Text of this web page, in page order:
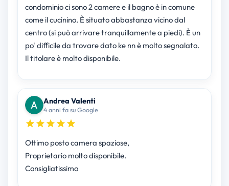
condominio ci sono 2 camere e il bagno è in comune
come il cucinino. È situato abbastanza vicino dal
centro (si può arrivare tranquillamente a piedi). È un
po' difficile da trovare dato ke nn è molto segnalato.
Andrea Valenti
4 anni fa su Google
Ottimo posto camera spaziose,
Proprietario molto disponibile.
Consigliatissimo